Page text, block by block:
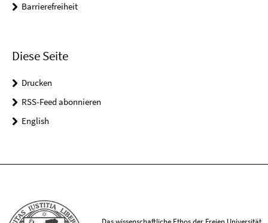
Barrierefreiheit
Diese Seite
Drucken
RSS-Feed abonnieren
English